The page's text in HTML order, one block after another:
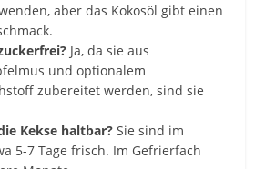
aber das Kokosöl gibt einen
Ja, da sie aus
und optionalem
zubereitet werden, sind sie
Kekse haltbar? Sie sind im
5-7 Tage frisch. Im Gefrierfach